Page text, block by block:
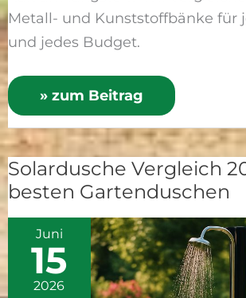
Metall- und Kunststoffbänke für
und jedes Budget.
» zum Beitrag
Solardusche Vergleich
besten Gartenduschen
Juni
15
2026
Solardusche
Vergleich
2026:
Die
besten
Gartenduschen